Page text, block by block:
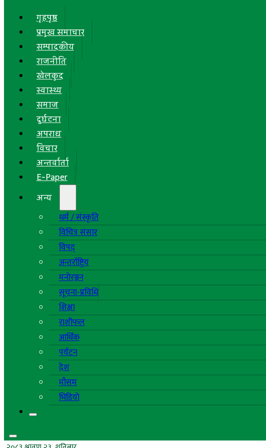
गृहपृष्ठ
प्रमुख समाचार
सम्पादकीय
राजनीति
खेलकुद
स्वास्थ्य
समाज
दुर्घटना
अपराध
विचार
अन्तर्वार्ता
E-Paper
अन्य
धर्म / संस्कृति
विचित्र संसार
विपद्
अन्तर्राष्ट्रिय
मनोरञ्जन
सूचना-प्रविधि
शिक्षा
राशीफल
आर्थिक
पर्यटन
देश
मौसम
भिडियो